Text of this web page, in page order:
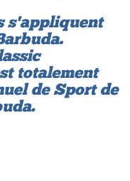
s'appliquent
totalement
de Sport de